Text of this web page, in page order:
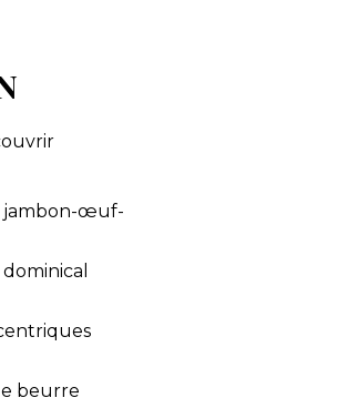
jambon-œuf-
beurre